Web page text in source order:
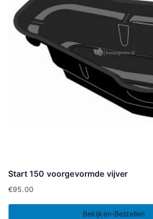
Start 150 voorgevormde vijver
€95.00
Bekijken-Bestellen